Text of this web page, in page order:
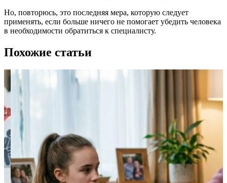
Но, повторюсь, это последняя мера, которую следует
применять, если больше ничего не помогает убедить человека
в необходимости обратиться к специалисту.
Похожие статьи